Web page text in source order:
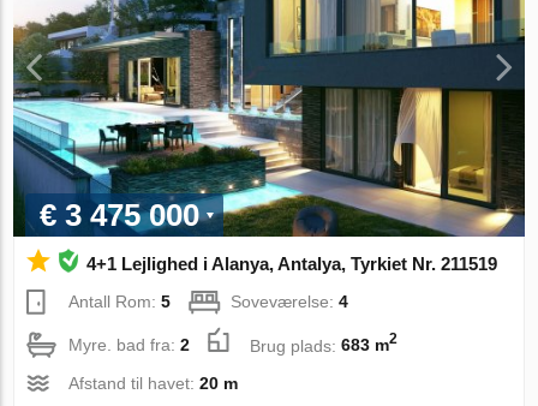
€ 3 475 000
4+1 Lejlighed i Alanya, Antalya, Tyrkiet Nr. 211519
Antall Rom:5 Soveværelse:4
Myre. bad fra:2 Brug plads:683 m2
Afstand til havet:20 m